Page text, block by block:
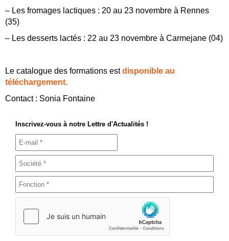
– Les fromages lactiques : 20 au 23 novembre à Rennes
(35)
– Les desserts lactés : 22 au 23 novembre à Carmejane (04)
Le catalogue des formations estdisponible au
téléchargement.
Contact : Sonia Fontaine
Inscrivez-vous à notre Lettre d'Actualités !